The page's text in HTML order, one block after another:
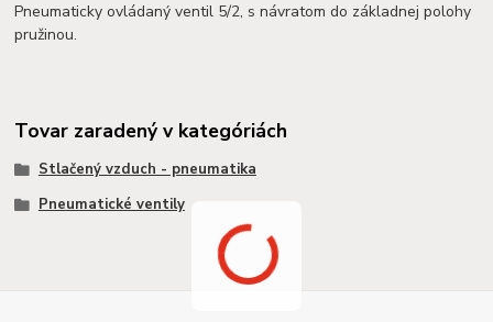
Pneumaticky ovládaný ventil 5/2, s návratom do základnej polohy
pružinou.
Tovar zaradený v kategóriách
Stlačený vzduch - pneumatika
Pneumatické ventily